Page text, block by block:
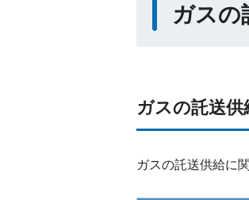
ガスの
ガスの託送
ガスの託送供給に